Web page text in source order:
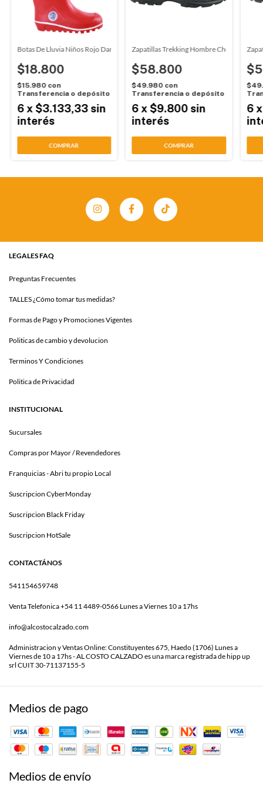
Gris (35001)
Botas De Lluvia Niños Rojo Damalu (5004)
$18.800
$15.980 con
Transferencia o depósito
6 x$3.133,33 sin
interés
COMPRAR
Zapatillas Trekking Hombre Chocolate
$58.800
$49.980 con
Transferencia o depósito
6 x$9.800 sin
interés
COMPRAR
6
LEGALES FAQ
Preguntas Frecuentes
TALLES ¿Cómo tomar tus medidas?
Formas de Pago y Promociones Vigentes
Politicas de cambio y devolucion
Terminos Y Condiciones
Politica de Privacidad
INSTITUCIONAL
Sucursales
Compras por Mayor / Revendedores
Franquicias - Abri tu propio Local
Suscripcion CyberMonday
Suscripcion Black Friday
Suscripcion HotSale
CONTACTÁNOS
541154659748
Venta Telefonica +54 11 4489-0566 Lunes a Viernes 10 a 17hs
info@alcostocalzado.com
Administracion y Ventas Online: Constituyentes 675, Haedo (1706) Lunes a
Viernes de 10 a 17hs - AL COSTO CALZADO es una marca registrada de hipp up
srl CUIT 30-71137155-5
Medios de pago
Medios de envío